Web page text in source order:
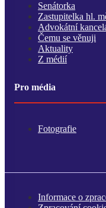
Senátorka
Zastupitelka hl.
Advokátní
Čemu se věnuji
Aktuality
Z médií
Pro média
Fotografie
Informace o